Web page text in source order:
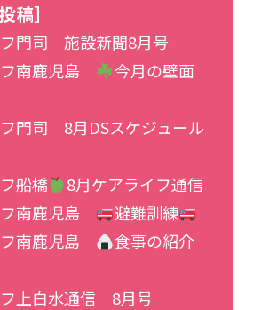
稿］
門司 施設新聞8月号
南鹿児島
今月の壁面
門司 8月DSスケジュール
船橋
8月ケアライフ通信
南鹿児島
避難訓練
南鹿児島
食事の紹介
上白水通信 8月号